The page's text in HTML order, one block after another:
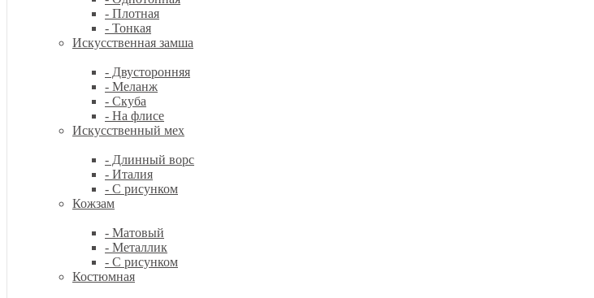
- Плотная
- Тонкая
Искусственная замша
- Двусторонняя
- Меланж
- Скуба
- На флисе
Искусственный мех
- Длинный ворс
- Италия
- С рисунком
Кожзам
- Матовый
- Металлик
- С рисунком
Костюмная